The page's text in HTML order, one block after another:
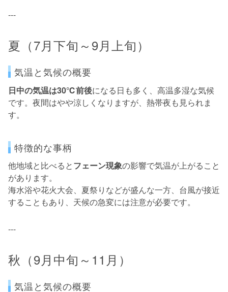
---
夏（7月下旬～9月上旬）
気温と気候の概要
日中の気温は30℃前後になる日も多く、高温多湿な気候
です。夜間はやや涼しくなりますが、熱帯夜も見られま
す。
特徴的な事柄
他地域と比べるとフェーン現象の影響で気温が上がること
があります。
海水浴や花火大会、夏祭りなどが盛んな一方、台風が接近
することもあり、天候の急変には注意が必要です。
---
秋（9月中旬～11月）
気温と気候の概要